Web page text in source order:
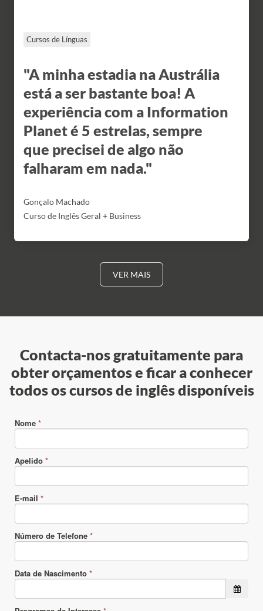
Cursos de Línguas
"A minha estadia na Austrália
está a ser bastante boa! A
experiência com a Information
Planet é 5 estrelas, sempre
que precisei de algo não
falharam em nada."
Gonçalo Machado
Curso de Inglês Geral + Business
VER MAIS
Contacta-nos gratuitamente para
obter orçamentos e ficar a conhecer
todos os cursos de inglês disponíveis